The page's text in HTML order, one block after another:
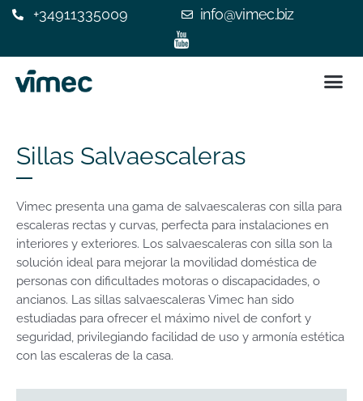
+34911335009 info@vimec.biz
Sillas Salvaescaleras
Vimec presenta una gama de salvaescaleras con silla para
escaleras rectas y curvas, perfecta para instalaciones en
interiores y exteriores. Los salvaescaleras con silla son la
solución ideal para mejorar la movilidad doméstica de
personas con dificultades motoras o discapacidades, o
ancianos. Las sillas salvaescaleras Vimec han sido
estudiadas para ofrecer el máximo nivel de confort y
seguridad, privilegiando facilidad de uso y armonía estética
con las escaleras de la casa.